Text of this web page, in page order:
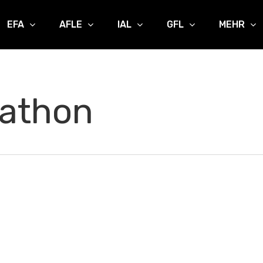
EFA AFLE IAL GFL MEHR